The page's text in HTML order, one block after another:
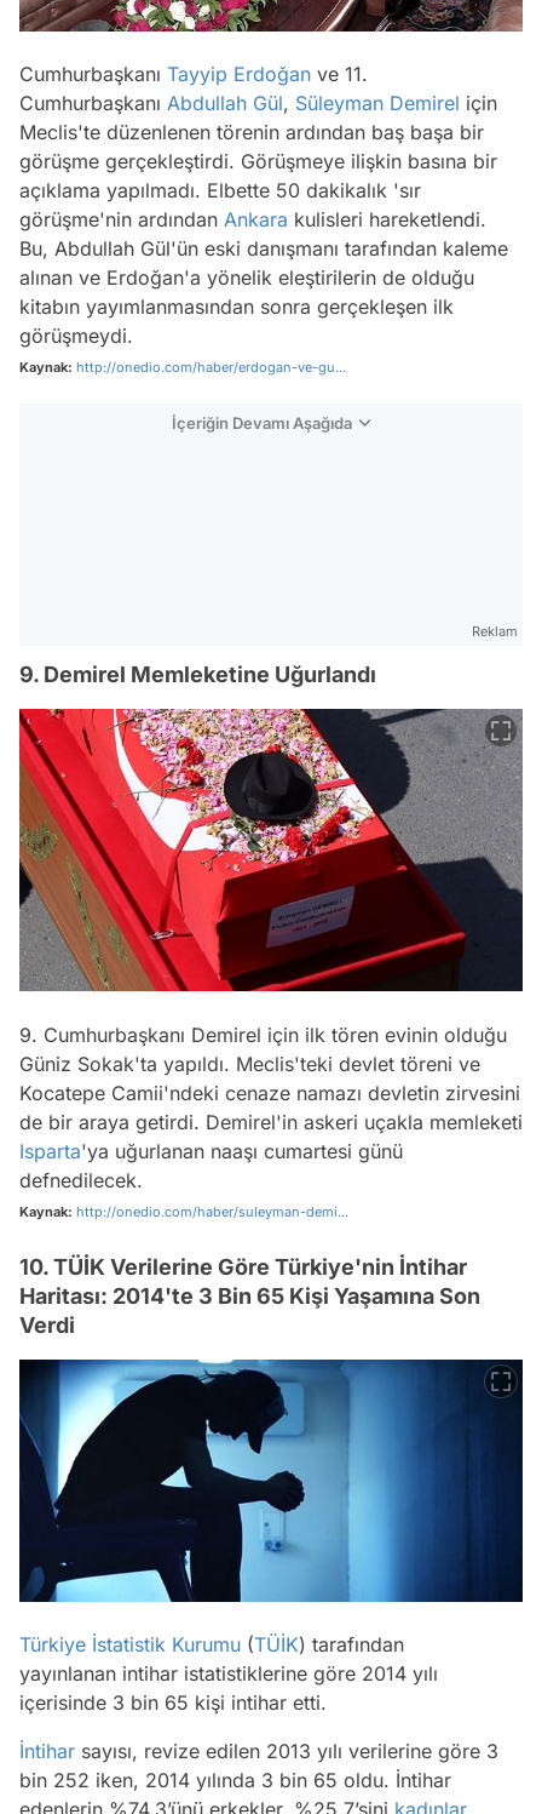
Cumhurbaşkanı Tayyip Erdoğan ve 11.
Cumhurbaşkanı Abdullah Gül, Süleyman Demirel için
Meclis'te düzenlenen törenin ardından baş başa bir
görüşme gerçekleştirdi. Görüşmeye ilişkin basına bir
açıklama yapılmadı. Elbette 50 dakikalık 'sır
görüşme'nin ardından Ankara kulisleri hareketlendi.
Bu, Abdullah Gül'ün eski danışmanı tarafından kaleme
alınan ve Erdoğan'a yönelik eleştirilerin de olduğu
kitabın yayımlanmasından sonra gerçekleşen ilk
görüşmeydi.
Kaynak: http://onedio.com/haber/erdogan-ve-gu...
İçeriğin Devamı Aşağıda
Reklam
9. Demirel Memleketine Uğurlandı
9. Cumhurbaşkanı Demirel için ilk tören evinin olduğu
Güniz Sokak'ta yapıldı. Meclis'teki devlet töreni ve
Kocatepe Camii'ndeki cenaze namazı devletin zirvesini
de bir araya getirdi. Demirel'in askeri uçakla memleketi
Isparta'ya uğurlanan naaşı cumartesi günü
defnedilecek.
Kaynak: http://onedio.com/haber/suleyman-demi...
10. TÜİK Verilerine Göre Türkiye'nin İntihar
Haritası: 2014'te 3 Bin 65 Kişi Yaşamına Son
Verdi
Türkiye İstatistik Kurumu (TÜİK) tarafından
yayınlanan intihar istatistiklerine göre 2014 yılı
içerisinde 3 bin 65 kişi intihar etti.
İntihar sayısı, revize edilen 2013 yılı verilerine göre 3
bin 252 iken, 2014 yılında 3 bin 65 oldu. İntihar